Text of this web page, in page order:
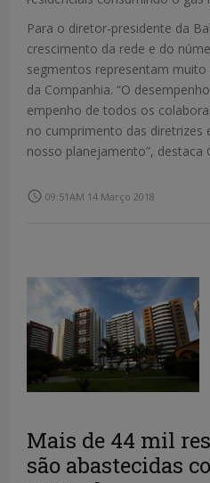
Para o diretor-presidente da
crescimento da rede e do
segmentos representam
da Companhia. “O
empenho de todos os
no cumprimento das diretrizes
nosso planejamento”, destaca
access_time 09:51AM 14 Março 2018
Mais de 44 mil
são abastecidas